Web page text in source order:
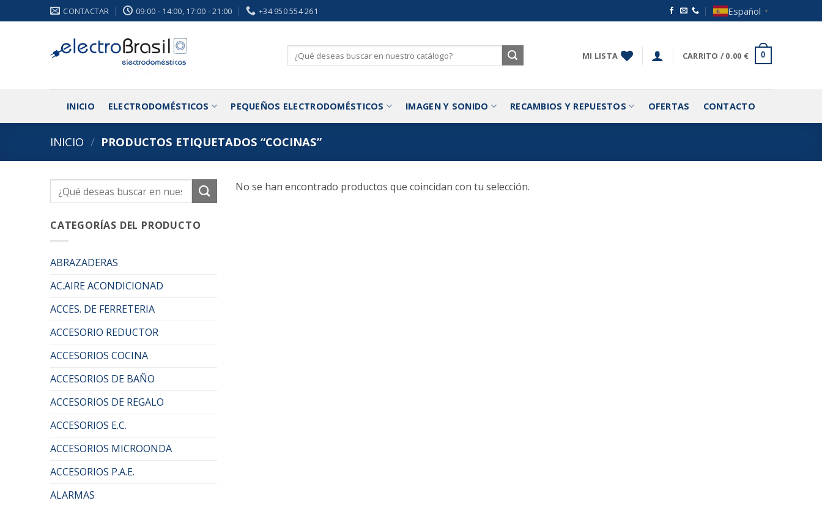
al
CONTACTAR 09:00 - 14:00, 17:00 - 21:00 +34 950 554 261 Español ▼
Buscar
por:
MI LISTA CARRITO / 0.00 € 0
INICIO ELECTRODOMÉSTICOS PEQUEÑOS ELECTRODOMÉSTICOS IMAGEN Y SONIDO RECAMBIOS Y REPUESTOS OFERTAS CONTACTO
INICIO / PRODUCTOS ETIQUETADOS “COCINAS”
Buscar
por:
CATEGORÍAS DEL PRODUCTO
ABRAZADERAS
AC.AIRE ACONDICIONAD
ACCES. DE FERRETERIA
ACCESORIO REDUCTOR
ACCESORIOS COCINA
ACCESORIOS DE BAÑO
ACCESORIOS DE REGALO
ACCESORIOS E.C.
ACCESORIOS MICROONDA
ACCESORIOS P.A.E.
ALARMAS
No se han encontrado productos que coincidan con tu selección.